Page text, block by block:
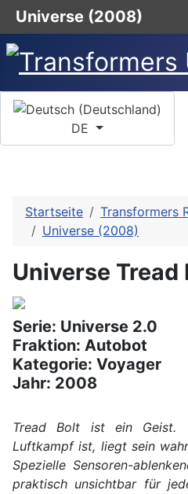
Sprache auswählen
DE
Startseite Transformers
Universe (2008)
Universe Tread
Serie: Universe 2.0
Fraktion: Autobot
Kategorie: Voyager
Jahr: 2008
Tread Bolt ist ein Geist.
Luftkampf ist, liegt sein
Spezielle Sensoren-
praktisch unsichtbar für
Universe (2008)